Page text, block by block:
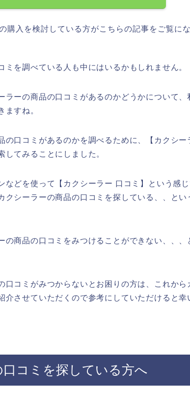
購入を検討している方がこちらの記事をご覧に
を調べている人も中にはいるかもしれません。
ラーの商品の口コミがあるのかどうかについて、
ますね。
の口コミがあるのかを調べるために、【カクシー
てみることにしました。
などを使って【カクシーラー 口コミ】という感じ
クシーラーの商品の口コミを探している、、とい
の商品の口コミをみつけることができない、、、
口コミがみつからないとお困りの方は、これから
介させていただくので参考にしていただけると幸
コミを探している方へ